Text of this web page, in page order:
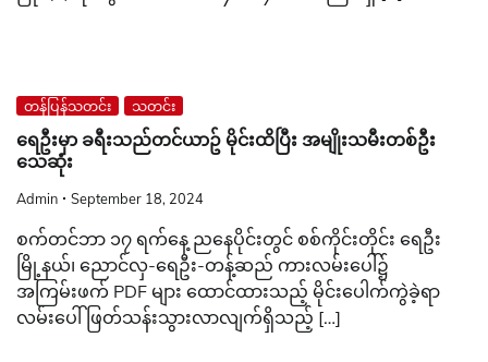
တန်ပြန်သတင်း သတင်း
ရေဦးမှာ ခရီးသည်တင်ယာဥ် မိုင်းထိပြီး အမျိုးသမီးတစ်ဦး
သေဆုံး
Admin September 18, 2024
စက်တင်ဘာ ၁၇ ရက်နေ့ ညနေပိုင်းတွင် စစ်ကိုင်းတိုင်း ရေဦး
မြို့နယ်၊ ညောင်လှ-ရေဦး-တန့်ဆည် ကားလမ်းပေါ်၌
အကြမ်းဖက် PDF များ ထောင်ထားသည့် မိုင်းပေါက်ကွဲခဲ့ရာ
လမ်းပေါ် ဖြတ်သန်းသွားလာလျက်ရှိသည့် […]